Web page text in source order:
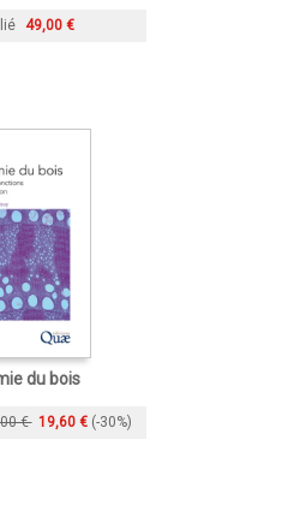
49,00 €
du bois
€ 19,60 € (-30%)